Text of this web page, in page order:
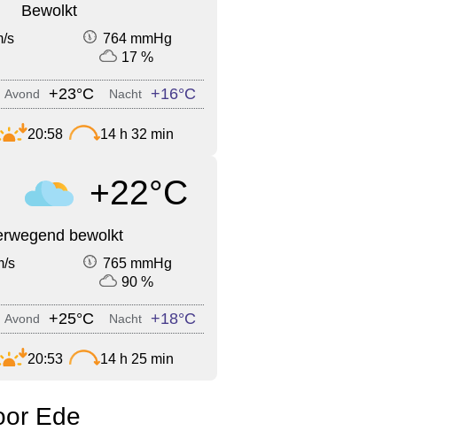
Bewolkt
s
764 mmHg
17 %
Avond +23°C Nacht +16°C
20:58 14 h 32 min
+22°C
bewolkt
s
765 mmHg
90 %
Avond +25°C Nacht +18°C
20:53 14 h 25 min
Ede